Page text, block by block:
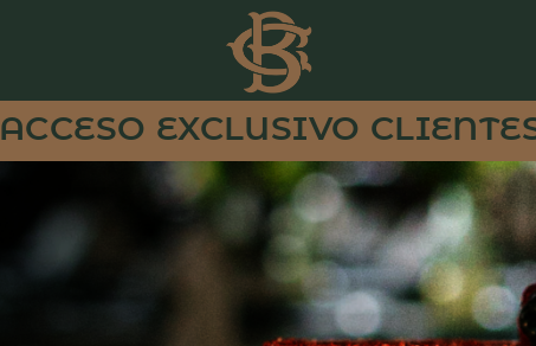
ACCESO EXCLUSIVO